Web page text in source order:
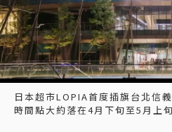
日本超市LOPIA首度插旗台北信
時間點大約落在4月下旬至5月上